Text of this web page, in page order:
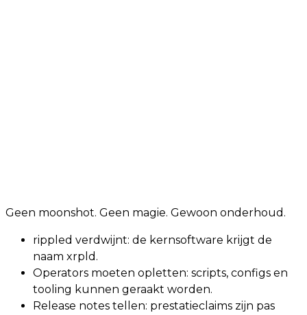
Geen moonshot. Geen magie. Gewoon onderhoud.
rippled verdwijnt: de kernsoftware krijgt de
naam xrpld.
Operators moeten opletten: scripts, configs en
tooling kunnen geraakt worden.
Release notes tellen: prestatieclaims zijn pas